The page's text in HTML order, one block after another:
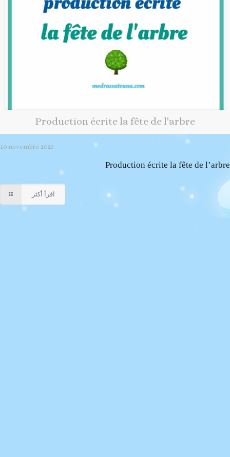
Production écrite la fête de l'arbre
10 novembre 2023
Production écrite la fête de l’arbre
اقرأ أكثر